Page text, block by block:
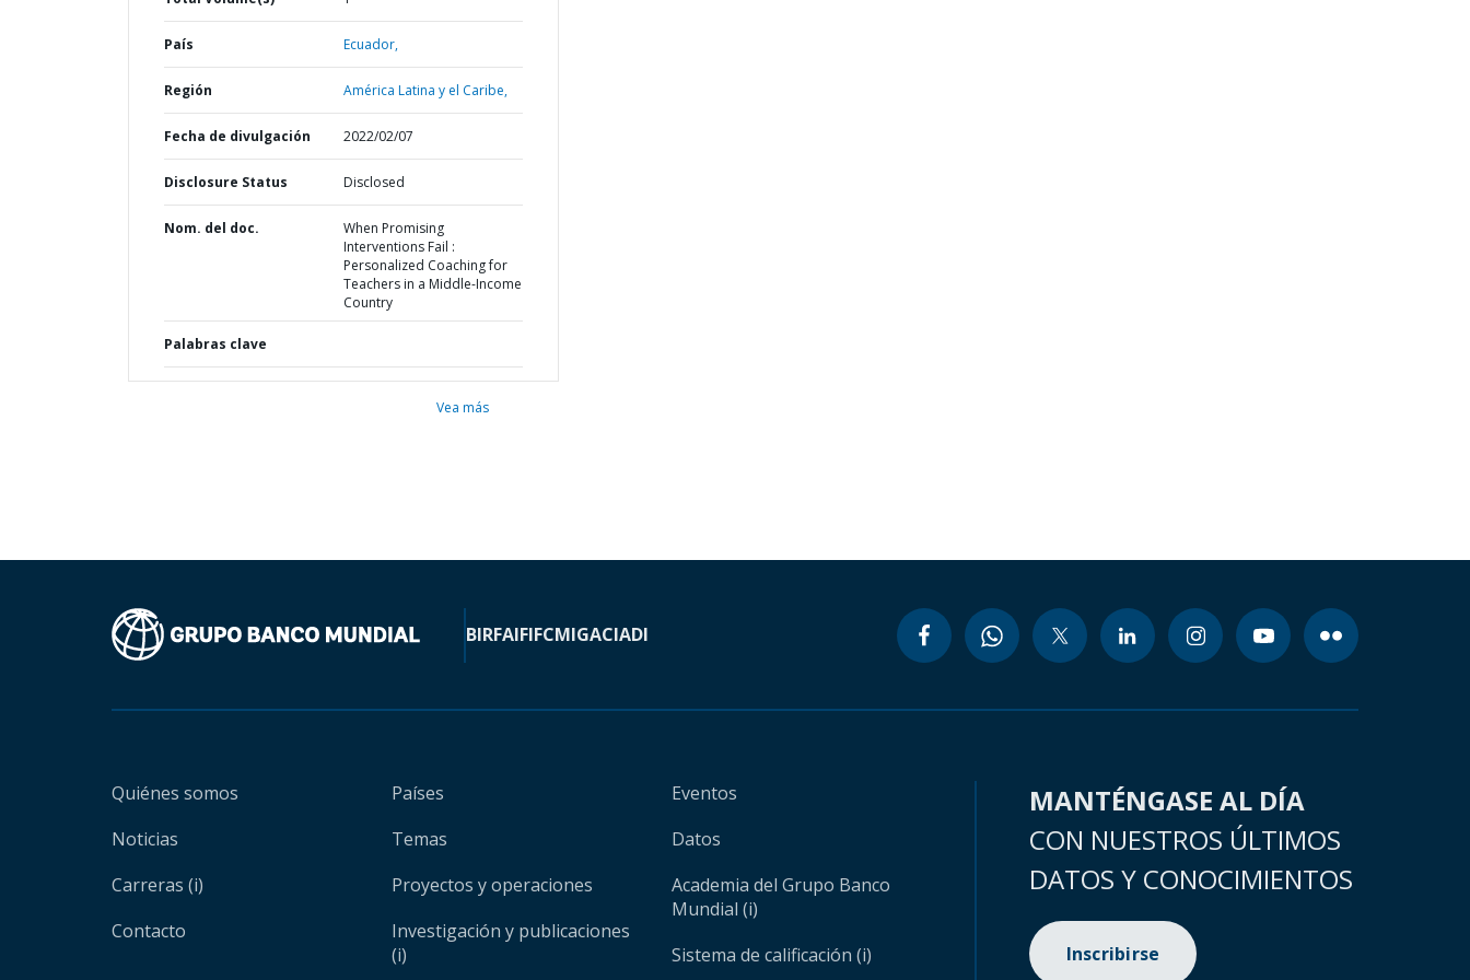
País Ecuador,
Región América Latina y el Caribe,
Fecha de divulgación 2022/02/07
Disclosure Status Disclosed
Nom. del doc.
When Promising
Interventions Fail :
Personalized Coaching for
Teachers in a Middle-Income
Country
Palabras clave
Vea más
BIRFAIFIFCMIGACIADI
Quiénes somos
Noticias
Carreras (i)
Contacto
Países
Temas
Proyectos y operaciones
Investigación y publicaciones
(i)
Eventos
Datos
Academia del Grupo Banco
Mundial (i)
Sistema de calificación (i)
MANTÉNGASE AL DÍA
CON NUESTROS ÚLTIMOS
DATOS Y CONOCIMIENTOS
Inscribirse